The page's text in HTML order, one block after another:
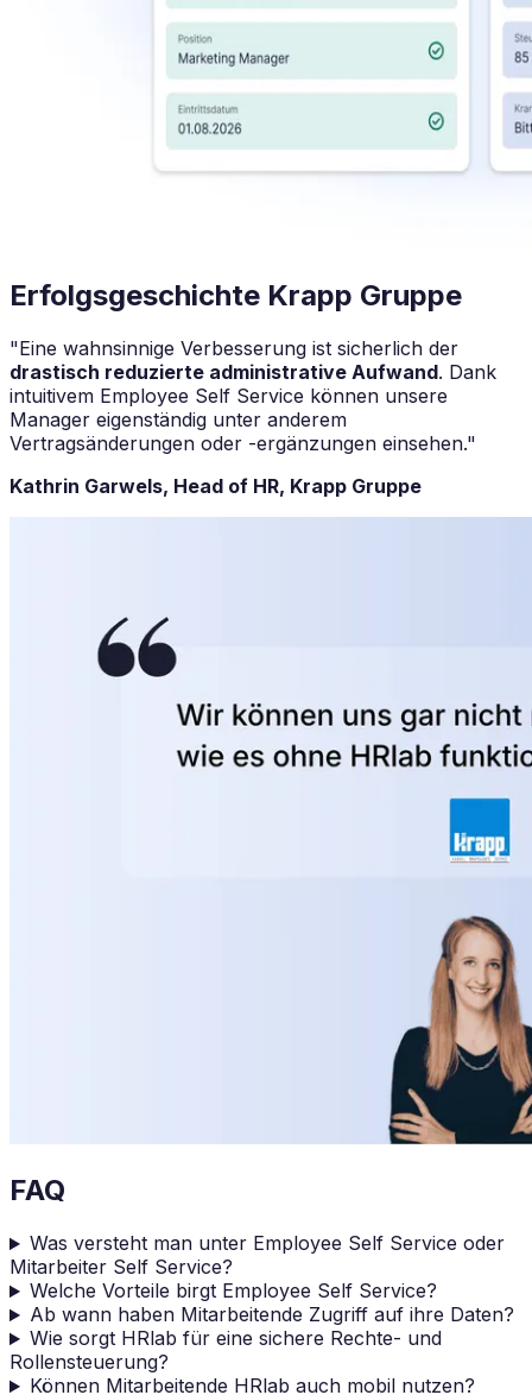
Erfolgsgeschichte Krapp Gruppe
"Eine wahnsinnige Verbesserung ist sicherlich der
drastisch reduzierte administrative Aufwand. Dank
intuitivem Employee Self Service können unsere
Manager eigenständig unter anderem
Vertragsänderungen oder -ergänzungen einsehen."
Kathrin Garwels, Head of HR, Krapp Gruppe
FAQ
Was versteht man unter Employee Self Service oder
Mitarbeiter Self Service?
Welche Vorteile birgt Employee Self Service?
Ab wann haben Mitarbeitende Zugriff auf ihre Daten?
Wie sorgt HRlab für eine sichere Rechte- und
Rollensteuerung?
Können Mitarbeitende HRlab auch mobil nutzen?